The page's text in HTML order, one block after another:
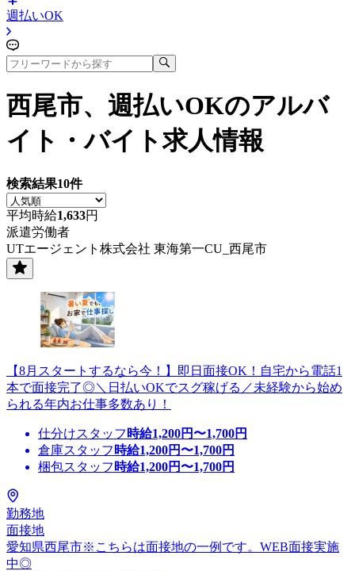
週払いOK
西尾市、週払いOKのアルバ
イト・バイト求人情報
検索結果10件
平均時給1,633円
派遣労働者
UTエージェント株式会社 東海第一CU_西尾市
【8月スタートするなら今！】即日面接OK！自宅から電話1
本で面接完了◎＼日払いOKでスグ稼げる／未経験から始め
られる年内お仕事多数あり！
仕分けスタッフ 時給1,200円〜1,700円
倉庫スタッフ 時給1,200円〜1,700円
梱包スタッフ 時給1,200円〜1,700円
勤務地
面接地
愛知県西尾市※こちらは面接地の一例です。WEB面接実施
中◎